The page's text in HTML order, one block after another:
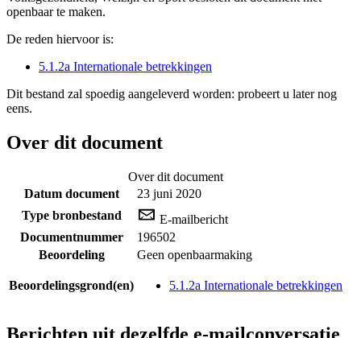
openbaar te maken.
De reden hiervoor is:
5.1.2a Internationale betrekkingen
Dit bestand zal spoedig aangeleverd worden: probeert u later nog
eens.
Over dit document
Over dit document
Datum document
23 juni 2020
Type bronbestand
E-mailbericht
Documentnummer
196502
Beoordeling
Geen openbaarmaking
Beoordelingsgrond(en) 5.1.2a Internationale betrekkingen